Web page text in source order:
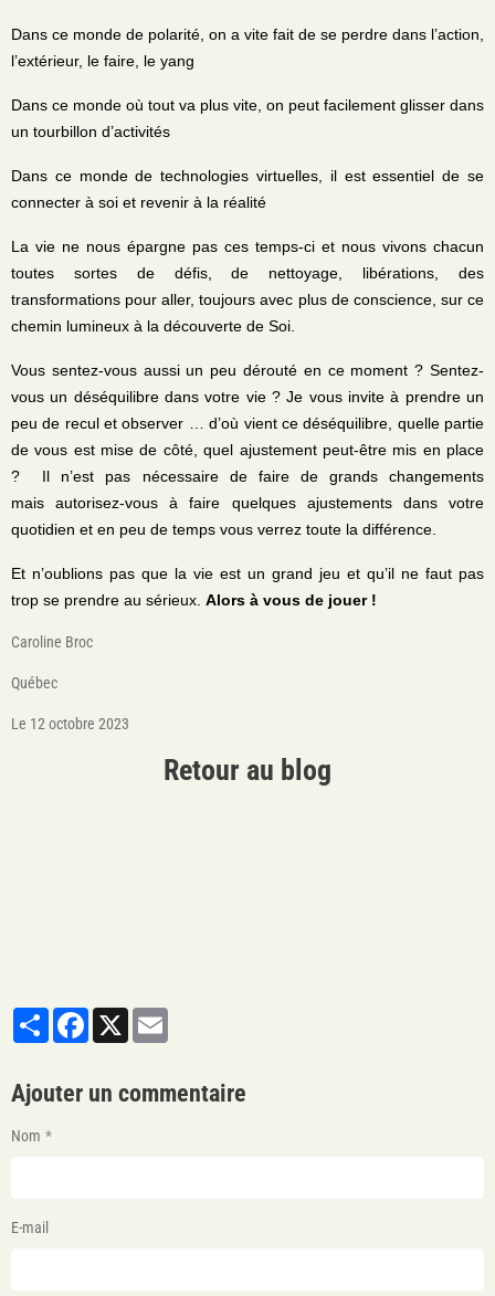
Dans ce monde de polarité, on a vite fait de se perdre dans l’action,
l’extérieur, le faire, le yang
Dans ce monde où tout va plus vite, on peut facilement glisser dans
un tourbillon d’activités
Dans ce monde de technologies virtuelles, il est essentiel de se
connecter à soi et revenir à la réalité
La vie ne nous épargne pas ces temps-ci et nous vivons chacun
toutes sortes de défis, de nettoyage, libérations, des
transformations pour aller, toujours avec plus de conscience, sur ce
chemin lumineux à la découverte de Soi.
Vous sentez-vous aussi un peu dérouté en ce moment ? Sentez-
vous un déséquilibre dans votre vie ? Je vous invite à prendre un
peu de recul et observer … d’où vient ce déséquilibre, quelle partie
de vous est mise de côté, quel ajustement peut-être mis en place
?
Il n’est pas nécessaire de faire de grands changements
mais autorisez-vous à faire quelques ajustements dans votre
quotidien et en peu de temps vous verrez toute la différence.
Et n’oublions pas que la vie est un grand jeu et qu’il ne faut pas
trop se prendre au sérieux. Alors à vous de jouer !
Caroline Broc
Québec
Le 12 octobre 2023
Retour au blog
PartagerFacebook
X
Ajouter un commentaire
Nom
E-mail